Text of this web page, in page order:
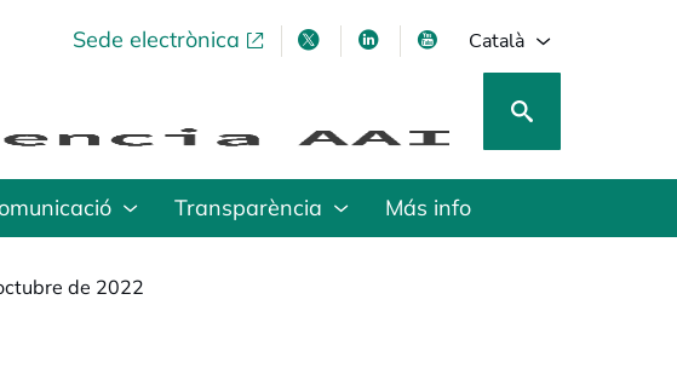
Sede electrònicaopens in a new tabopens in a new tab
opens in a new tab
opens in a new tab
Català
Transparència Más info
de 2022